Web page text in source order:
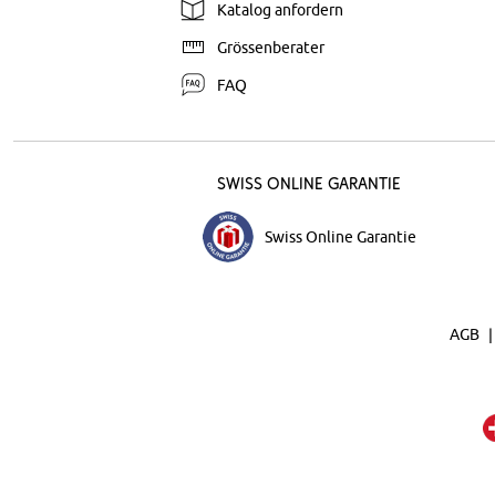
Katalog anfordern
Grössenberater
FAQ
Swiss Online Garantie
Swiss Online Garantie
AGB